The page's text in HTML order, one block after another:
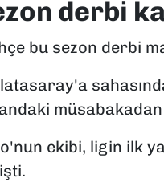
derbi
bu sezon derbi
müsabakadan
ekibi, ligin ilk